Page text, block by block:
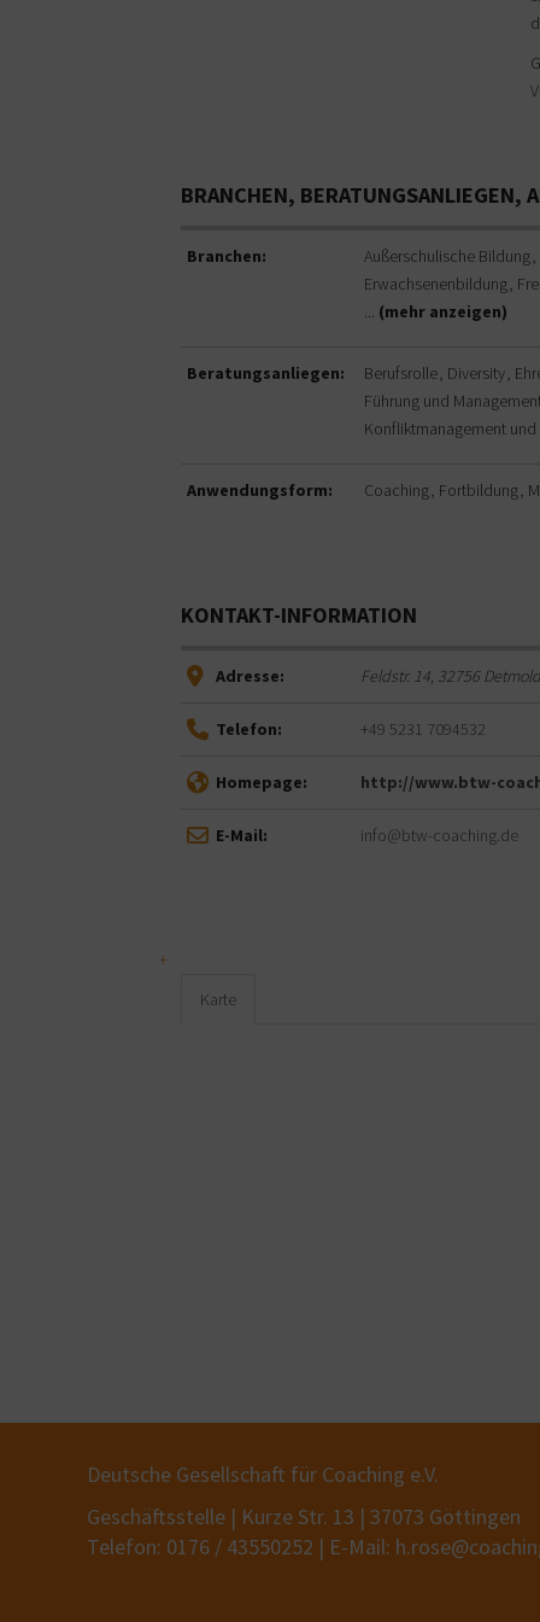
BRANCHEN, BERATUNGSANLIEGEN,
Branchen: Außerschulische Bildung
Erwachsenenbildung
... (mehr anzeigen)
Beratungsanliegen: Berufsrolle Diversity
Führung und
Konfliktmanagement
Anwendungsform: Coaching Fortbildung
KONTAKT-INFORMATION
Adresse: Feldstr. 14, 32756Detmold
Telefon: +49 5231 7094532
Homepage: http://www.btw-
E-Mail: info@btw-coaching.de
Karte
Deutsche Gesellschaft für Coaching e.V.
Geschäftsstelle | Kurze Str. 13 | 37073 Göttingen
Telefon: 0176 / 43550252 | E-Mail: